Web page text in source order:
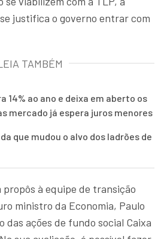
justifica o governo entrar com
TAMBÉM
14% ao ano e deixa em aberto os
mercado já espera juros menores
que mudou o alvo dos ladrões de
à equipe de transição
ministro da Economia, Paulo
das ações de fundo social Caixa